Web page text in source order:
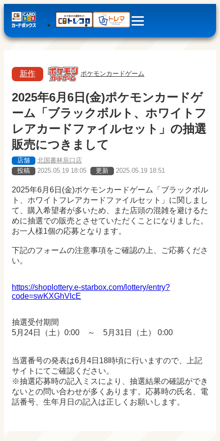
新作 ポケモンカードゲーム
2025年6月6日(金)ポケモンカードゲ
ーム「ブラックボルト、ホワイトフ
レアカードファイルセット」の抽選
販売につきまして
店舗
北国書林辰口店
投稿
2025.05.19 18:05 更新 2025.05.19 18:51
2025年6月6日(金)ポケモンカードゲーム「ブラックボル
ト、ホワイトフレアカードファイルセット」に関しまし
て、購入希望者が多いため、また店頭の混雑を避けるた
めに抽選での販売とさせていただくことになりました。
お一人様1個の応募となります。
下記のフォームの注意事項をご確認の上、ご応募くださ
い。
https://shoplottery.e-starbox.com/lottery/entry?
code=swKXGhVlcE
抽選受付期間
5月24日（土）0:00 ～ 5月31日（土） 0:00
当選番号の発表は6月4日18時頃に行いますので、上記
サイトにてご確認ください。
※抽選応募時の記入ミスにより、抽選結果の確認ができ
ないとの問い合わせが多くあります。応募時の氏名、電
話番号、生年月日の記入は正しくお願いします。